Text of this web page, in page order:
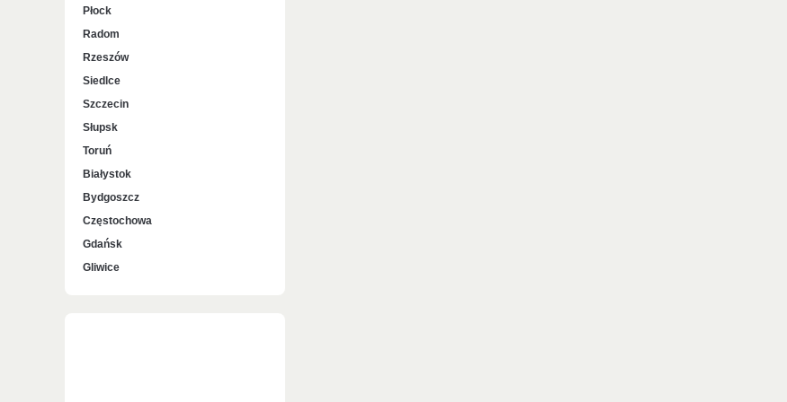
Płock
Radom
Rzeszów
Siedlce
Szczecin
Słupsk
Toruń
Białystok
Bydgoszcz
Częstochowa
Gdańsk
Gliwice